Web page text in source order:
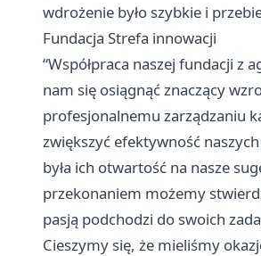
wdrożenie było szybkie i
Fundacja Strefa innowacji
“Współpraca naszej fundacji z
nam się osiągnąć znaczący
profesjonalnemu zarządzaniu
zwiększyć efektywność
była ich otwartość na nasze
przekonaniem możemy
pasją podchodzi do swoich
Cieszymy się, że mieliśmy